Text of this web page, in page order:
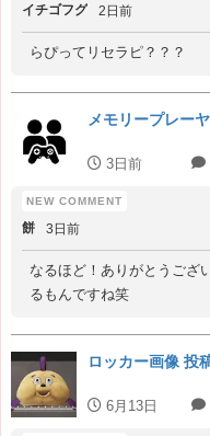
イチゴフグ 2日前
らぴってリセラピ？？？
メモリープレー
3日前
餅 3日前
なるほど！ありがとうござ
るもんですね笑
ロッカー画像 投
6月13日